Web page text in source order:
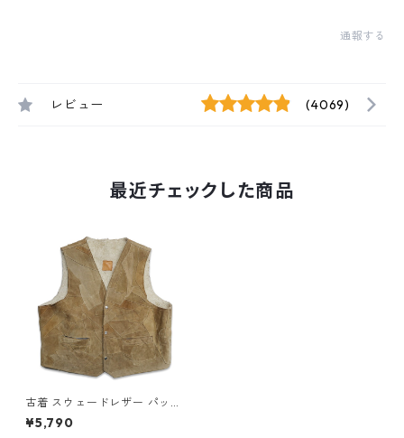
通報する
レビュー (4069)
最近チェックした商品
古着 スウェードレザー パッチ
ワークベスト 裏ボア 表記：-
- gd407929n w51130
¥5,790